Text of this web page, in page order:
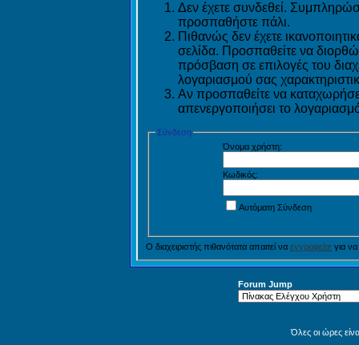
Δεν έχετε συνδεθεί.
προσπαθήστε πάλι.
Πιθανώς δεν έχετε
σελίδα. Προσπαθείτε να
πρόσβαση σε επιλογές του
λογαριασμού σας
Αν προσπαθείτε να
απενεργοποιήσει το
Σύνδεση
Όνομα χρήστη:
Κωδικός:
Αυτόματη Σύνδεση
Ο διαχειριστής πιθανότατα απαιτεί να εγγραφείτε για
Forum Jump
Όλες οι ώρες